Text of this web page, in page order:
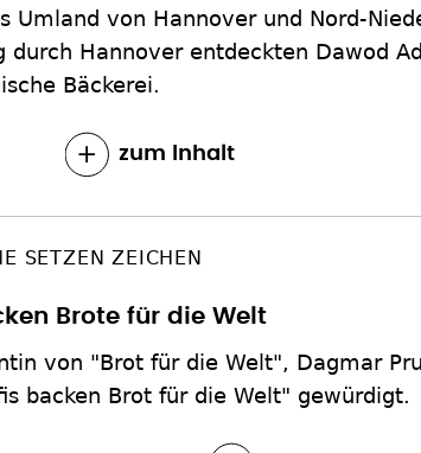
Umland von Hannover und Nord-
durch Hannover entdeckten Dawod
Bäckerei.
zum Inhalt
SETZEN ZEICHEN
Brote für die Welt
von "Brot für die Welt", Dagmar
backen Brot für die Welt" gewürdigt.